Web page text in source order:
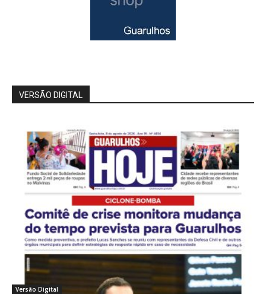
VERSÃO DIGITAL
Versão Digital